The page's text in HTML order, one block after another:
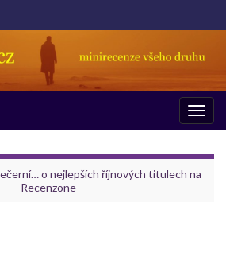
o nejlepších říjnových titulech na
Recenzone